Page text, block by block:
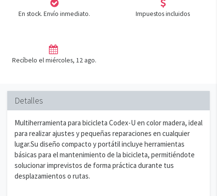
En stock. Envío inmediato. Impuestos incluidos
Recíbelo el miércoles, 12 ago.
Detalles
Multiherramienta para bicicleta Codex-U en color madera, ideal
para realizar ajustes y pequeñas reparaciones en cualquier
lugar.Su diseño compacto y portátil incluye herramientas
básicas para el mantenimiento de la bicicleta, permitiéndote
solucionar imprevistos de forma práctica durante tus
desplazamientos o rutas.